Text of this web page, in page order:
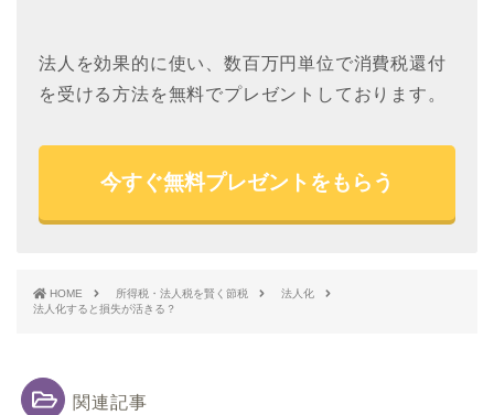
法人を効果的に使い、数百万円単位で消費税還付
を受ける方法を無料でプレゼントしております。
今すぐ無料プレゼントをもらう
HOME 所得税・法人税を賢く節税
法人化
法人化すると損失が活きる？
関連記事